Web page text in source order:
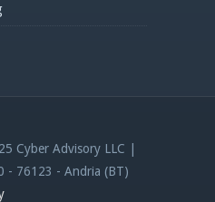
Cyber Advisory LLC |
- 76123 - Andria (BT)